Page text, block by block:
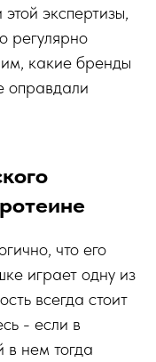
экспертизы,
регулярно
какие бренды
оправдали
что его
играет одну из
всегда стоит
- если в
в нем тогда